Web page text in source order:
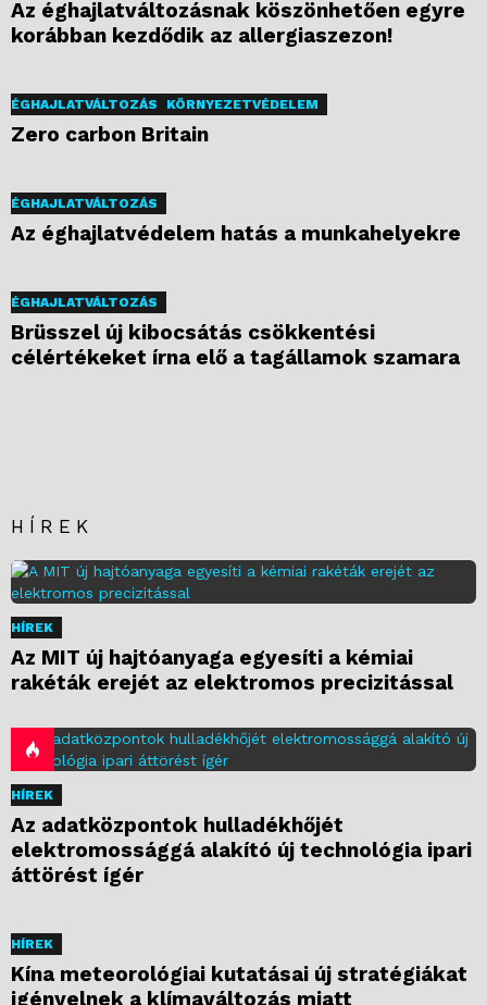
Az éghajlatváltozásnak köszönhetően egyre
korábban kezdődik az allergiaszezon!
ÉGHAJLATVÁLTOZÁS KÖRNYEZETVÉDELEM
Zero carbon Britain
ÉGHAJLATVÁLTOZÁS
Az éghajlatvédelem hatás a munkahelyekre
ÉGHAJLATVÁLTOZÁS
Brüsszel új kibocsátás csökkentési
célértékeket írna elő a tagállamok szamara
HÍREK
HÍREK
Az MIT új hajtóanyaga egyesíti a kémiai
rakéták erejét az elektromos precizitással
HÍREK
Az adatközpontok hulladékhőjét
elektromossággá alakító új technológia ipari
áttörést ígér
HÍREK
Kína meteorológiai kutatásai új stratégiákat
igényelnek a klímaváltozás miatt